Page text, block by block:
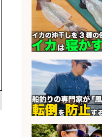
計」
会社名 メガバス
レジ打ち/日払
おろし/新潟県/
会社名 株式会社
日払いOKで即